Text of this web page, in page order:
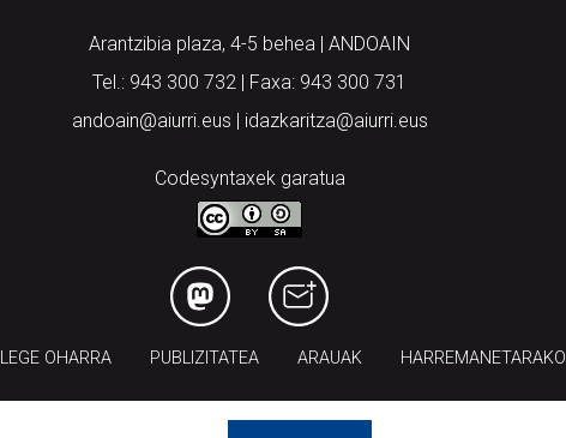
Arantzibia plaza, 4-5 behea | ANDOAIN
Tel.: 943 300 732 | Faxa: 943 300 731
andoain@aiurri.eus | idazkaritza@aiurri.eus
Codesyntaxek garatua
LEGE OHARRA PUBLIZITATEA ARAUAK HARREMANETARAKO